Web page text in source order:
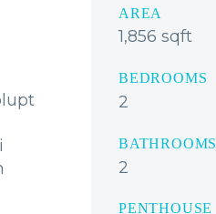
AREA
1,856 sqft
BEDROOMS
2
BATHROOMS
2
PENTHOUSE